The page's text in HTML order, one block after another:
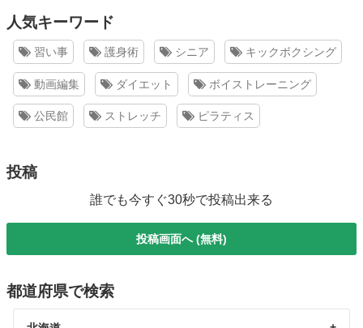
人気キーワード
習い事 護身術 シニア キックボクシング
動画編集 ダイエット ボイストレーニング
公民館 ストレッチ ピラティス
投稿
誰でも今すぐ30秒で投稿出来る
投稿画面へ (無料)
都道府県で検索